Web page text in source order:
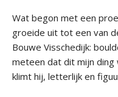
Wat begon met een
groeide uit tot een van
Bouwe Visschedijk:
meteen dat dit mijn ding
klimt hij, letterlijk en